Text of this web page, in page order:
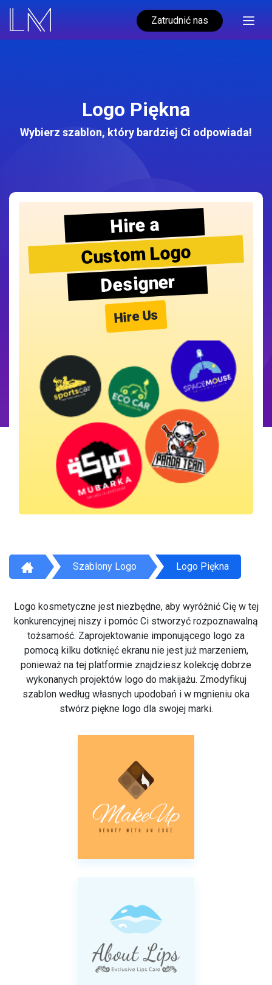
Zatrudnić nas
Logo Piękna
Wybierz szablon, który bardziej Ci odpowiada!
Hire a
Custom Logo
Designer
Hire Us
Szablony Logo Logo Piękna
Logo kosmetyczne jest niezbędne, aby wyróżnić Cię w tej
konkurencyjnej niszy i pomóc Ci stworzyć rozpoznawalną
tożsamość. Zaprojektowanie imponującego logo za
pomocą kilku dotknięć ekranu nie jest już marzeniem,
ponieważ na tej platformie znajdziesz kolekcję dobrze
wykonanych projektów logo do makijażu. Zmodyfikuj
szablon według własnych upodobań i w mgnieniu oka
stwórz piękne logo dla swojej marki.